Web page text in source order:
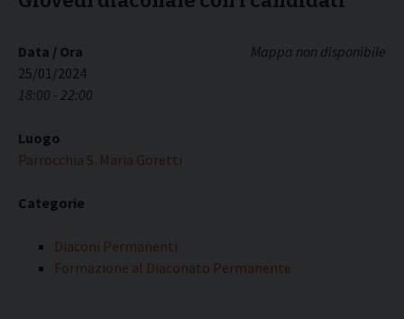
Mappa non disponibile
Data / Ora
25/01/2024
18:00 - 22:00
Luogo
Parrocchia S. Maria Goretti
Categorie
Diaconi Permanenti
Formazione al Diaconato Permanente